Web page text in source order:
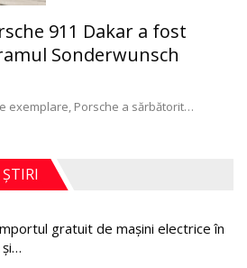
911 Dakar a fost
Sonderwunsch
exemplare, Porsche a sărbătorit…
gratuit de mașini electrice în